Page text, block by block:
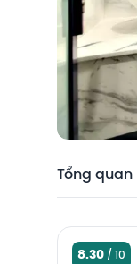
Tổng quan
8.30